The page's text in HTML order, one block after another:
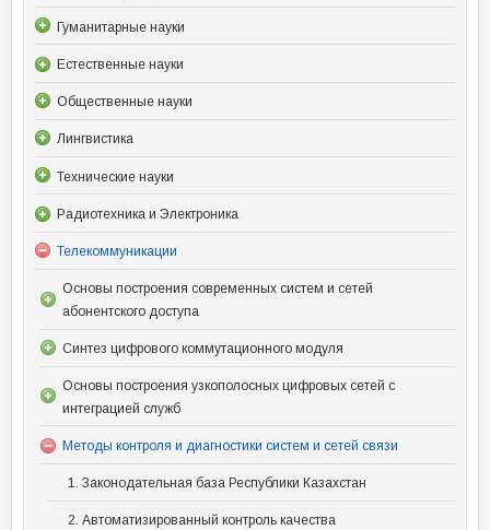
Гуманитарные науки
Естественные науки
Общественные науки
Лингвистика
Технические науки
Радиотехника и Электроника
Телекоммуникации
Основы построения современных систем и сетей
абонентского доступа
Синтез цифрового коммутационного модуля
Основы построения узкополосных цифровых сетей с
интеграцией служб
Методы контроля и диагностики систем и сетей связи
1. Законодательная база Республики Казахстан
2. Автоматизированный контроль качества